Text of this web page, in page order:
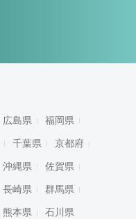
広島県 福岡県
千葉県 京都府
沖縄県 佐賀県
長崎県 群馬県
熊本県 石川県